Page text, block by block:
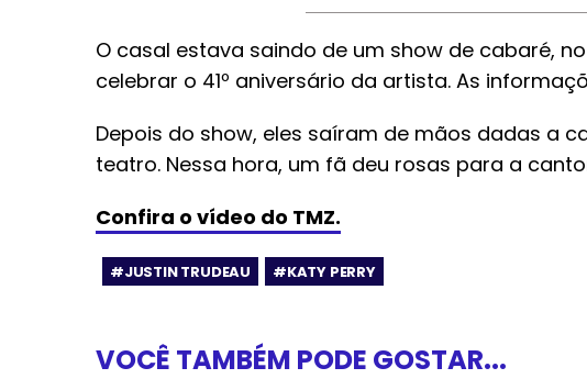
O casal estava saindo de um show de cabaré,
celebrar o 41º aniversário da artista. As
Depois do show, eles saíram de mãos dadas a
teatro. Nessa hora, um fã deu rosas para a
Confira o vídeo do TMZ.
#JUSTIN TRUDEAU #KATY PERRY
VOCÊ TAMBÉM PODE GOSTAR...